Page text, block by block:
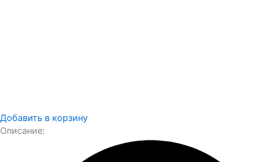
Добавить в корзину
Описание: